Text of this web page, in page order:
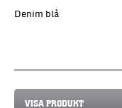
Denim blå
VISA PRODUKT